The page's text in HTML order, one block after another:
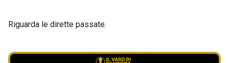
Riguarda le dirette passate.